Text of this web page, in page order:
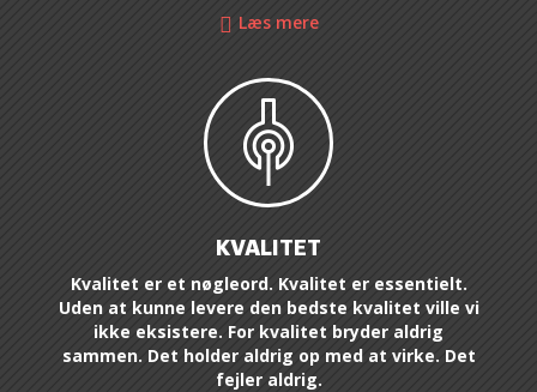
Læs mere
KVALITET
Kvalitet er et nøgleord. Kvalitet er essentielt.
Uden at kunne levere den bedste kvalitet ville vi
ikke eksistere. For kvalitet bryder aldrig
sammen. Det holder aldrig op med at virke. Det
fejler aldrig.